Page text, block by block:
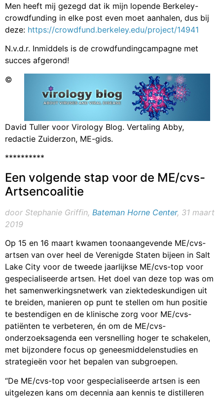
Men heeft mij gezegd dat ik mijn lopende Berkeley-
crowdfunding in elke post even moet aanhalen, dus bij
deze: https://crowdfund.berkeley.edu/project/14941
N.v.d.r. Inmiddels is de crowdfundingcampagne met
succes afgerond!
©
David Tuller voor Virology Blog. Vertaling Abby,
redactie Zuiderzon, ME-gids.
**********
Een volgende stap voor de ME/cvs-
Artsencoalitie
door Stephanie Griffin, Bateman Horne Center, 31 maart
2019
Op 15 en 16 maart kwamen toonaangevende ME/cvs-
artsen van over heel de Verenigde Staten bijeen in Salt
Lake City voor de tweede jaarlijkse ME/cvs-top voor
gespecialiseerde artsen. Het doel van deze top was om
het samenwerkingsnetwerk van ziektedeskundigen uit
te breiden, manieren op punt te stellen om hun positie
te bestendigen en de klinische zorg voor ME/cvs-
patiënten te verbeteren, én om de ME/cvs-
onderzoeksagenda een versnelling hoger te schakelen,
met bijzondere focus op geneesmiddelenstudies en
strategieën voor het bepalen van subgroepen.
“De ME/cvs-top voor gespecialiseerde artsen is een
uitgelezen kans om decennia aan kennis te distilleren